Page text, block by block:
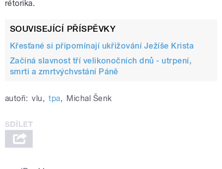
rétorika.
SOUVISEJÍCÍ PŘÍSPĚVKY
Křesťané si připomínají ukřižování Ježíše Krista
Začíná slavnost tří velikonočních dnů - utrpení,
smrti a zmrtvýchvstání Páně
autoři: vlu, tpa, Michal Šenk